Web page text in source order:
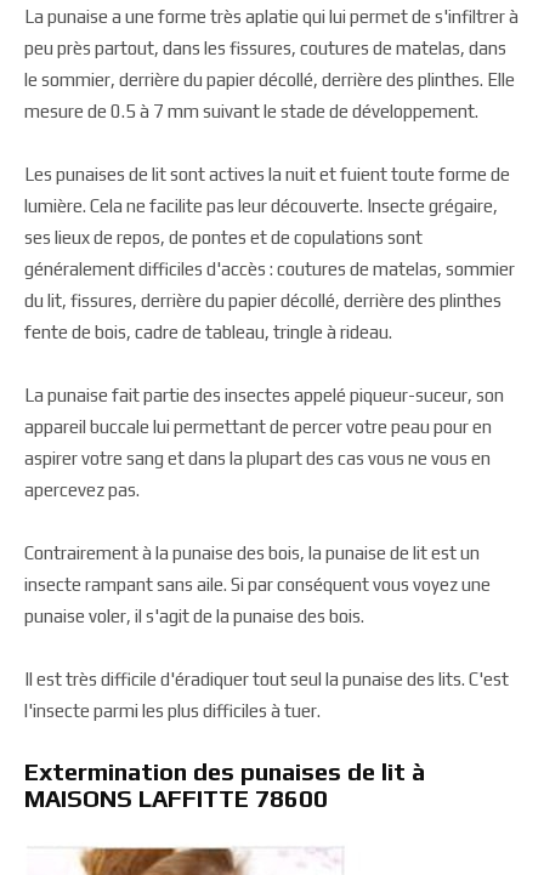
La punaise a une forme très aplatie qui lui permet de s'infiltrer à
peu près partout, dans les fissures, coutures de matelas, dans
le sommier, derrière du papier décollé, derrière des plinthes. Elle
mesure de 0.5 à 7 mm suivant le stade de développement.
Les punaises de lit sont actives la nuit et fuient toute forme de
lumière. Cela ne facilite pas leur découverte. Insecte grégaire,
ses lieux de repos, de pontes et de copulations sont
généralement difficiles d'accès : coutures de matelas, sommier
du lit, fissures, derrière du papier décollé, derrière des plinthes
fente de bois, cadre de tableau, tringle à rideau.
La punaise fait partie des insectes appelé piqueur-suceur, son
appareil buccale lui permettant de percer votre peau pour en
aspirer votre sang et dans la plupart des cas vous ne vous en
apercevez pas.
Contrairement à la punaise des bois, la punaise de lit est un
insecte rampant sans aile. Si par conséquent vous voyez une
punaise voler, il s'agit de la punaise des bois.
Il est très difficile d'éradiquer tout seul la punaise des lits. C'est
l'insecte parmi les plus difficiles à tuer.
Extermination des punaises de lit à
MAISONS LAFFITTE 78600